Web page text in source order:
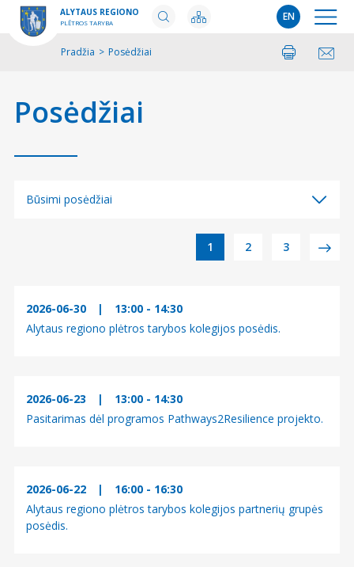
ALYTAUS REGIONO
PLĖTROS TARYBA EN
Pradžia > Posėdžiai SpausdintiPasidalinti
Posėdžiai
Būsimi posėdžiai
š
u
l
1 2 3
2026-06-30 |
13:00 - 14:30
Alytaus regiono plėtros tarybos kolegijos posėdis.
2026-06-23 |
13:00 - 14:30
Pasitarimas dėl programos Pathways2Resilience projekto.
2026-06-22 |
16:00 - 16:30
Alytaus regiono plėtros tarybos kolegijos partnerių grupės
posėdis.